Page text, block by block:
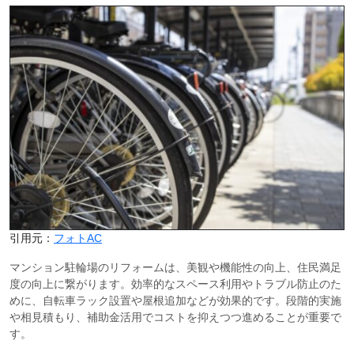
引用元： フォトAC
マンション駐輪場のリフォームは、美観や機能性の向上、住民満足
度の向上に繋がります。効率的なスペース利用やトラブル防止のた
めに、自転車ラック設置や屋根追加などが効果的です。段階的実施
や相見積もり、補助金活用でコストを抑えつつ進めることが重要で
す。